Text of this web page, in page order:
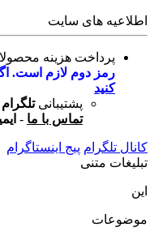
اطلاعیه های سایت
پرداخت هزینه
رمز دوم لازم است.
کنید
پشتیبانی
تماس با ما -
کانال تلگرام پیج اینستاگرام
تبلیغات متنی
این
موضوعات